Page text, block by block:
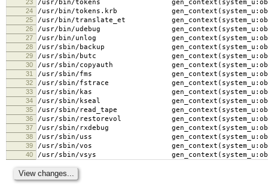
23 /usr/bin/tokens
24 /usr/bin/tokens.krb
25 /usr/bin/translate_et
26 /usr/bin/udebug
27 /usr/bin/unlog
28 /usr/sbin/backup
29 /usr/sbin/butc
30 /usr/sbin/copyauth
31 /usr/sbin/fms
32 /usr/sbin/fstrace
33 /usr/sbin/kas
34 /usr/sbin/kseal
35 /usr/sbin/read_tape
36 /usr/sbin/restorevol
37 /usr/sbin/rxdebug
38 /usr/sbin/uss
39 /usr/sbin/vos
40 /usr/sbin/vsys